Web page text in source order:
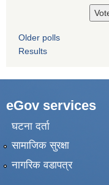
Older polls
Results
eGov services
घटना दर्ता
सामाजिक सुरक्षा
नागरिक वडापत्र